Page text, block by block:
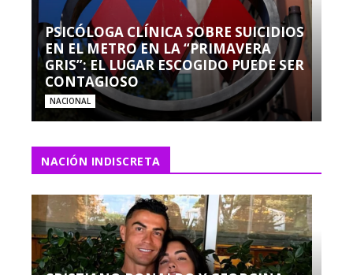
PSICÓLOGA CLÍNICA SOBRE SUICIDIOS
EN EL METRO EN LA “PRIMAVERA
GRIS”: EL LUGAR ESCOGIDO PUEDE SER
CONTAGIOSO
NACIONAL
NACIÓN INDISCRETA